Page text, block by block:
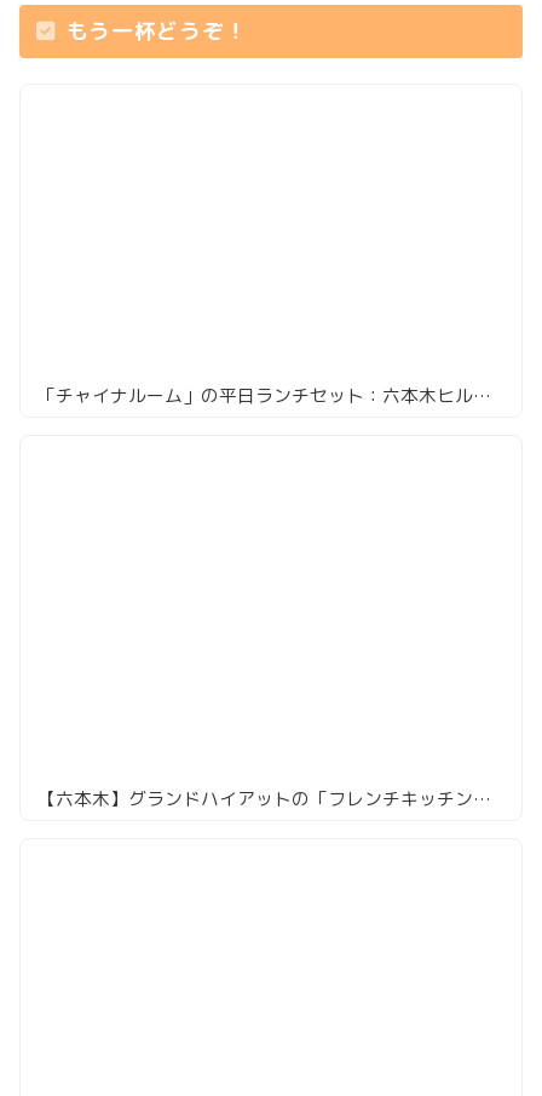
もう一杯どうぞ！
「チャイナルーム」の平日ランチセット：六本木ヒルズのグランドハイアット東京で優雅な中華ランチ
【六本木】グランドハイアットの「フレンチキッチン」、フレンチBBQで夏の夜を満喫